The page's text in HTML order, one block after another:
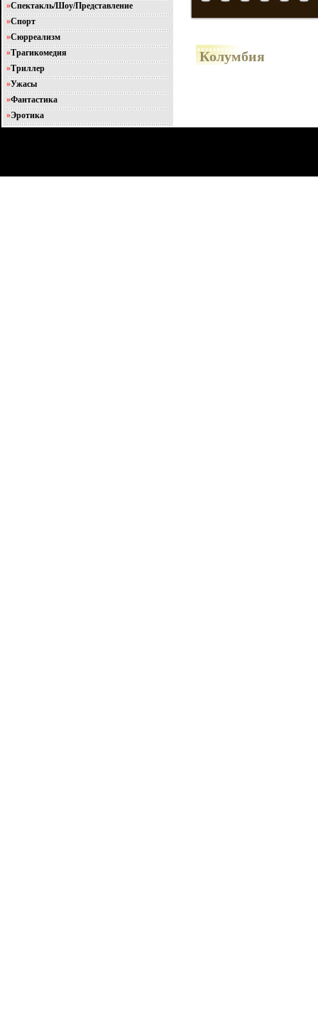
»Спектакль/Шоу/Представление
»Спорт
»Сюрреализм
»Трагикомедия
»Триллер
»Ужасы
»Фантастика
»Эротика
Колумбия